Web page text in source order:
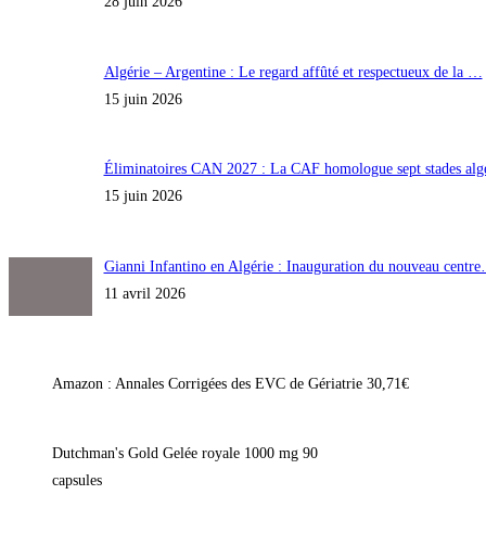
Algérie – Argentine : Le regard affûté et respectueux de la …
15 juin 2026
Éliminatoires CAN 2027 : La CAF homologue sept stades
15 juin 2026
Gianni Infantino en Algérie : Inauguration du nouveau
11 avril 2026
Amazon : Annales Corrigées des EVC de Gériatrie 30,71€
Dutchman's Gold Gelée royale 1000 mg 90
capsules